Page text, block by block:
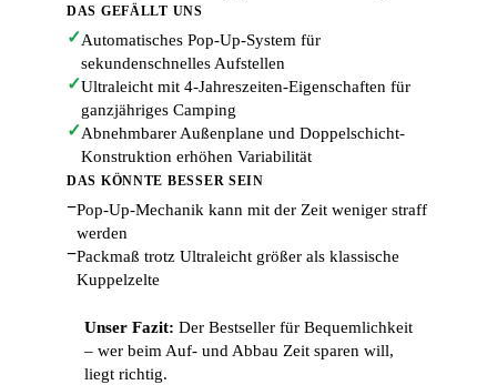
DAS GEFÄLLT UNS
✓Automatisches Pop-Up-System für
sekundenschnelles Aufstellen
✓Ultraleicht mit 4-Jahreszeiten-Eigenschaften für
ganzjähriges Camping
✓Abnehmbarer Außenplane und Doppelschicht-
Konstruktion erhöhen Variabilität
DAS KÖNNTE BESSER SEIN
−Pop-Up-Mechanik kann mit der Zeit weniger straff
werden
−Packmaß trotz Ultraleicht größer als klassische
Kuppelzelte
Unser Fazit: Der Bestseller für Bequemlichkeit
– wer beim Auf- und Abbau Zeit sparen will,
liegt richtig.